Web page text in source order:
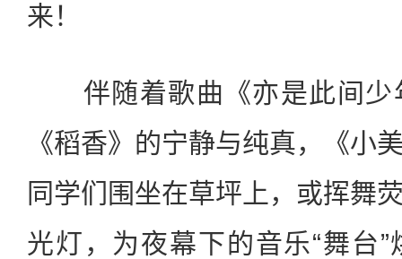
来！
伴随着歌曲《亦是此间
《稻香》的宁静与纯真，《小
同学们围坐在草坪上，或挥舞
光灯，为夜幕下的音乐“舞台